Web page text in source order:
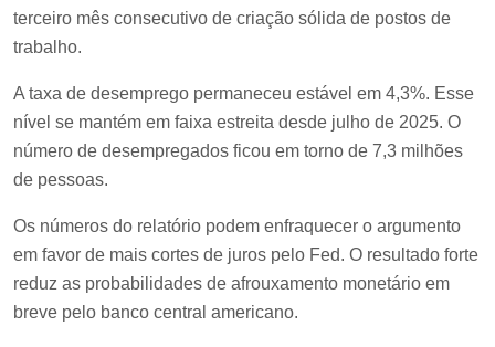
terceiro mês consecutivo de criação sólida de postos de
trabalho.
A taxa de desemprego permaneceu estável em 4,3%. Esse
nível se mantém em faixa estreita desde julho de 2025. O
número de desempregados ficou em torno de 7,3 milhões
de pessoas.
Os números do relatório podem enfraquecer o argumento
em favor de mais cortes de juros pelo Fed. O resultado forte
reduz as probabilidades de afrouxamento monetário em
breve pelo banco central americano.